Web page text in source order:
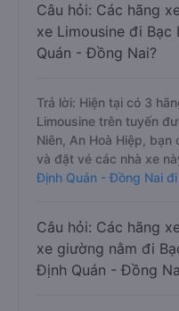
Câu hỏi: Các hãng
xe Limousine đi
Quán - Đồng Nai?
Trả lời: Hiện tại có 3
Limousine trên tuyến
Niên, An Hoà Hiệp,
và đặt vé các nhà xe
Định Quán - Đồng Nai
Câu hỏi: Các hãng
xe giường nằm đi
Định Quán - Đồng